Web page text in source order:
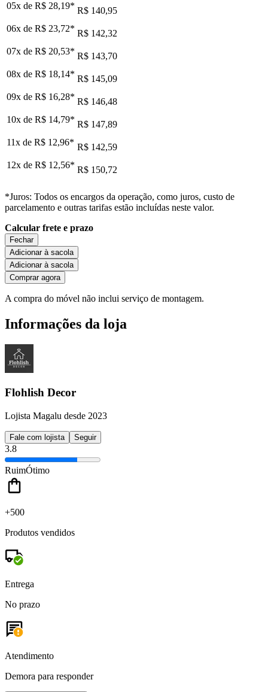
05x de R$ 28,19* R$ 140,95
06x de R$ 23,72* R$ 142,32
07x de R$ 20,53* R$ 143,70
08x de R$ 18,14* R$ 145,09
09x de R$ 16,28* R$ 146,48
10x de R$ 14,79* R$ 147,89
11x de R$ 12,96* R$ 142,59
12x de R$ 12,56* R$ 150,72
*Juros: Todos os encargos da operação, como juros, custo de
parcelamento e outras tarifas estão incluídas neste valor.
Calcular frete e prazo
Fechar
Adicionar à sacola
Adicionar à sacola
Comprar agora
A compra do móvel não inclui serviço de montagem.
Informações da loja
Flohlish Decor
Lojista Magalu desde 2023
Fale com lojista Seguir
3.8
RuimÓtimo
+500
Produtos vendidos
Entrega
No prazo
Atendimento
Demora para responder